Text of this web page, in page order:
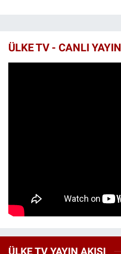
ÜLKE TV - CANLI YAYIN
ÜLKE TV YAYIN AKIŞI